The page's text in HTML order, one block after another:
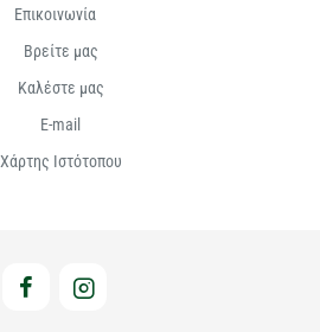
Επικοινωνία
Βρείτε μας
Καλέστε μας
E-mail
Χάρτης Ιστότοπου